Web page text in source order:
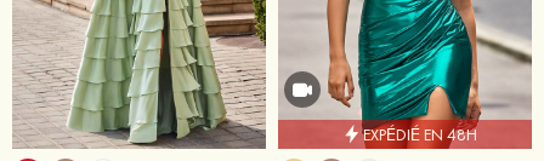
EXPÉDIÉ EN 48H